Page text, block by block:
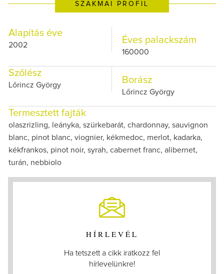
SZAKMAI PROFIL
Alapítás éve
2002 Éves palackszám
160000
Szőlész
Lőrincz György Borász
Lőrincz György
Termesztett fajták
olaszrizling, leányka, szürkebarát, chardonnay, sauvignon
blanc, pinot blanc, viognier, kékmedoc, merlot, kadarka,
kékfrankos, pinot noir, syrah, cabernet franc, alibernet,
turán, nebbiolo
HÍRLEVÉL
Ha tetszett a cikk iratkozz fel
hírlevelünkre!